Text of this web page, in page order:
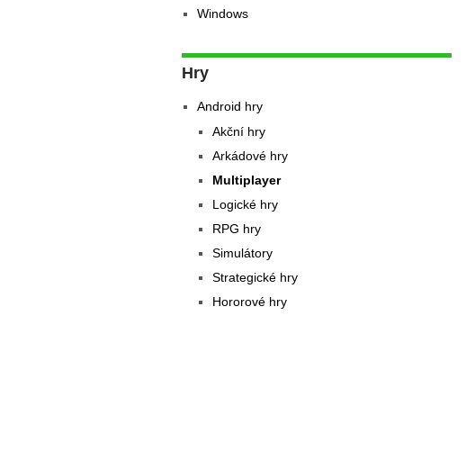
Windows
Hry
Android hry
Akční hry
Arkádové hry
Multiplayer
Logické hry
RPG hry
Simulátory
Strategické hry
Hororové hry